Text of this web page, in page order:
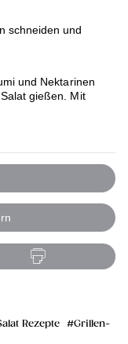
schneiden und
und Nektarinen
gießen. Mit
Rezepte
Grillen-